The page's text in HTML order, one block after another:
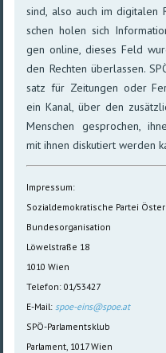
sind, also auch im digi­ta­len
schen ho­len sich
gen on­line, die­ses Feld
den Rech­ten über­las­sen.
satz für Zei­tun­gen oder
ein Kanal, über den
Men­schen ge­spro­chen,
mit ihnen dis­ku­tiert wer­den
Impressum:
Sozialdemokratische Partei
Bundesorganisation
Löwelstraße 18
1010 Wien
Telefon: 01/53427
E-Mail: spoe-eins@spoe.at
SPÖ-Parlamentsklub
Parlament, 1017 Wien